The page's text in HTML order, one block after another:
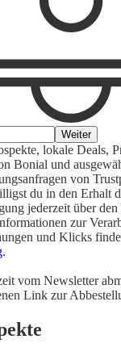
Weiter
lokale Deals,
Bonial und
von
du in den Erhalt
jederzeit über
zur
und Klicks
.
vom Newsletter
Link zur